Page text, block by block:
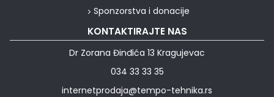
Sponzorstva i donacije
KONTAKTIRAJTE NAS
Dr Zorana Đinđića 13 Kragujevac
034 33 33 35
internetprodaja@tempo-tehnika.rs